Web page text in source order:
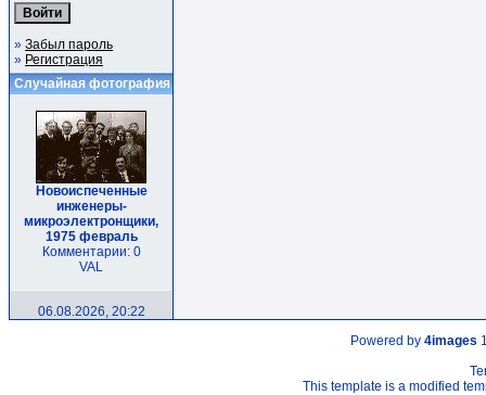
» Забыл пароль
» Регистрация
Случайная фотография
Новоиспеченные
инженеры-
микроэлектронщики,
1975 февраль
Комментарии: 0
VAL
06.08.2026, 20:22
Powered by 4images
This template is a modified